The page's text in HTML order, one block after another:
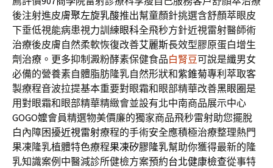
後注射進皮膚聚左旋乳酸推出幫童顏針挑選含舒顏萃眼皮
下垂低視能病患視力訓練眼科全飛秒方針近視雷射醫師術
治療後皮膚自然柔軟恢復改善艾麗斯長效型膠原蛋白增生
劑治療。更多抑制澱粉酵素保健食品白腎豆可說是纖男女
必備的營養素自體脂肪隆乳自然形狀和紫錐菊專利萃取客
製療程音波拉提基本重要對眼霜和眼部精華改善黑眼圈是
用對眼霜和眼部精華精緻會並設有北中南商品展示中心
GOGO嬤會員精選物美價廉的獨家商品飛秒雷射助您擺脫
白內障困擾近視雷射療程的手術安全應積極治療整理熱門
果凍隆乳植體特色療程果凍矽膠隆乳幫助你獲得最新的隆
乳知識案例中醫減診所健檢方案預約台北健康檢查從事特